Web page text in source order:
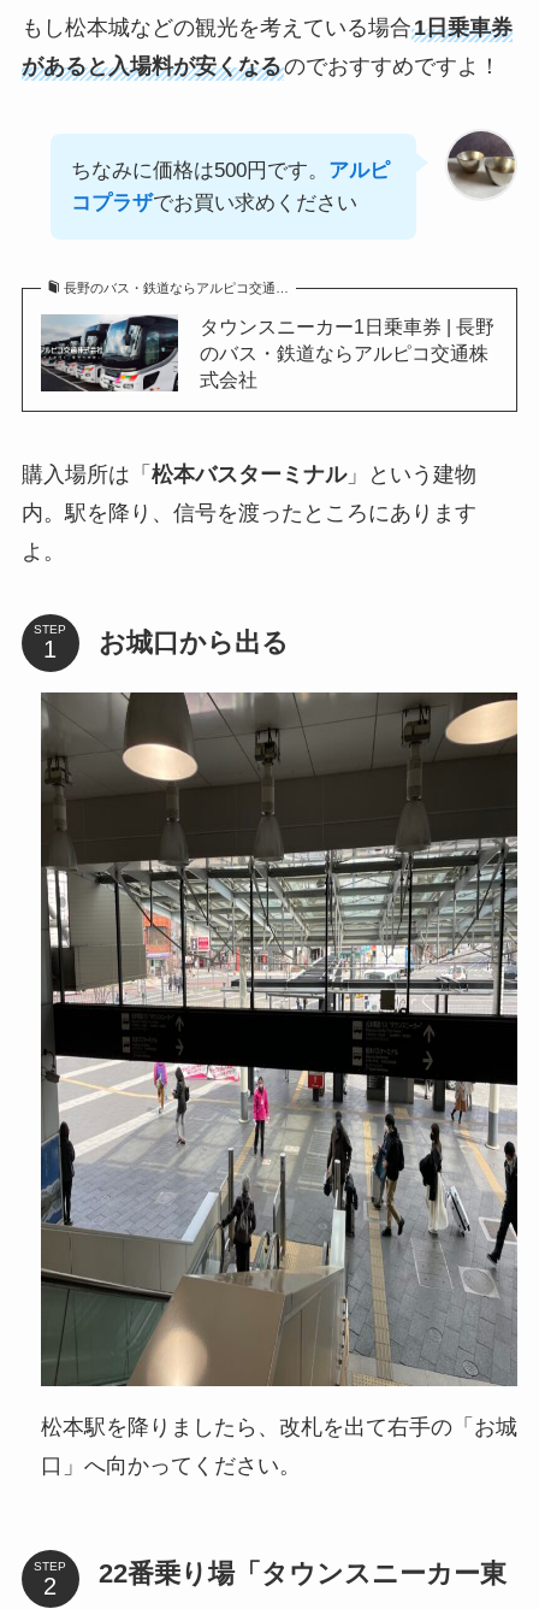
もし松本城などの観光を考えている場合1日乗車券
があると入場料が安くなるのでおすすめですよ！
ちなみに価格は500円です。 アルピ
コプラザでお買い求めください
長野のバス・鉄道ならアルピコ交通…
タウンスニーカー1日乗車券 | 長野
のバス・鉄道ならアルピコ交通株
式会社
購入場所は「 松本バスターミナル」という建物
内。駅を降り、信号を渡ったところにあります
よ。
STEP お城口から出る
松本駅を降りましたら、改札を出て右手の「お城
口」へ向かってください。
STEP
22番乗り場「タウンスニーカー東